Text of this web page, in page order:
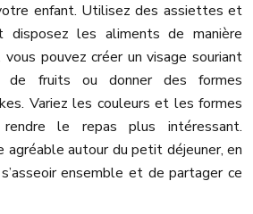
enfant. Utilisez des assiettes et
les aliments de manière
pouvez créer un visage souriant
de fruits ou donner des formes
Variez les couleurs et les formes
le repas plus intéressant.
agréable autour du petit déjeuner, en
ensemble et de partager ce